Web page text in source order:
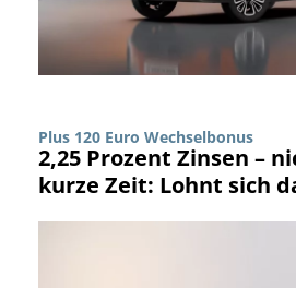
Plus 120 Euro Wechselbonus
2,25 Prozent Zinsen –
kurze Zeit: Lohnt sich